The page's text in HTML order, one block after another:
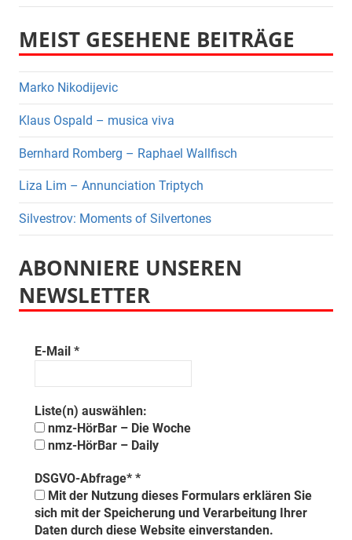
MEIST GESEHENE BEITRÄGE
Marko Nikodijevic
Klaus Ospald – musica viva
Bernhard Romberg – Raphael Wallfisch
Liza Lim – Annunciation Triptych
Silvestrov: Moments of Silvertones
ABONNIERE UNSEREN
NEWSLETTER
E-Mail *
Liste(n) auswählen:
nmz-HörBar – Die Woche
nmz-HörBar – Daily
DSGVO-Abfrage* *
Mit der Nutzung dieses Formulars erklären Sie
sich mit der Speicherung und Verarbeitung Ihrer
Daten durch diese Website einverstanden.